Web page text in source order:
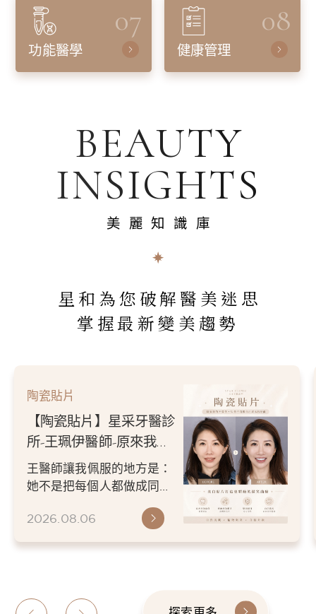
07
功能醫學
08
健康管理
BEAUTY
INSIGHTS
美麗知識庫
星和為您破解醫美迷思
掌握最新變美趨勢
陶瓷貼片
【陶瓷貼片】星采牙醫診
所-王珮伊醫師-原來我的
不愛笑，只是不喜歡自己
原本的牙齒
王醫師讓我佩服的地方是：
她不是把每個人都做成同一
更適合自己的樣子。 現...
2026.08.06